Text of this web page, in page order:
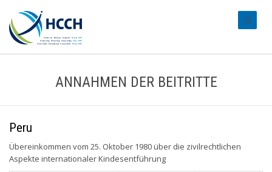
ANNAHMEN DER BEITRITTE
Peru
Übereinkommen vom 25. Oktober 1980 über die zivilrechtlichen
Aspekte internationaler Kindesentführung